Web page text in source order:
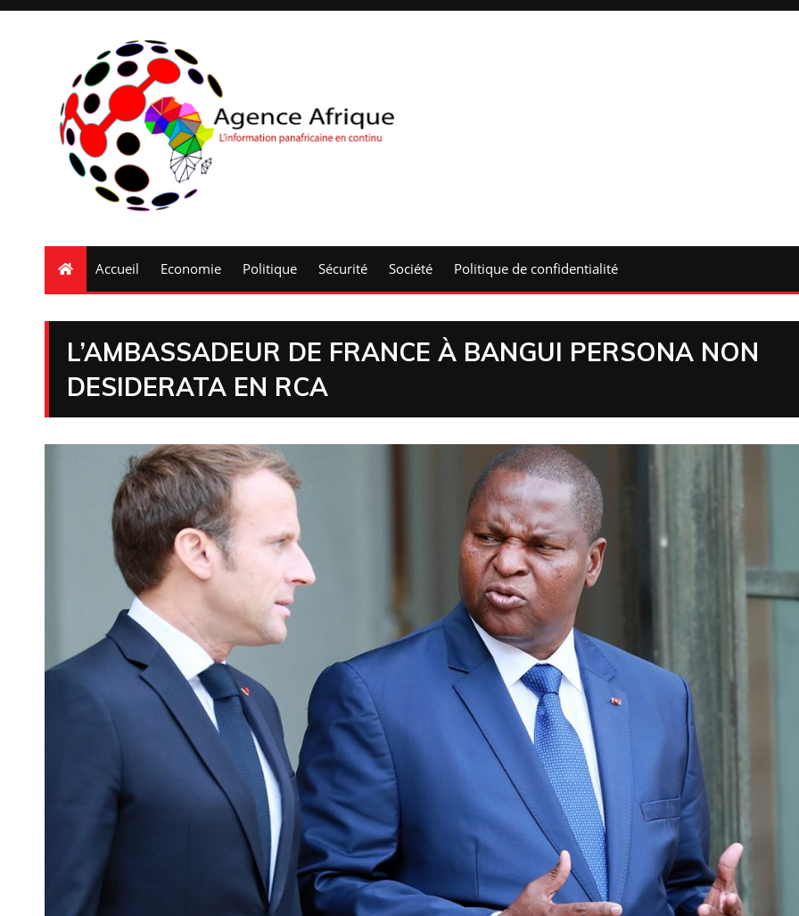
Accueil Economie Politique Sécurité Société Politique de confidentialité
L’AMBASSADEUR DE FRANCE À BANGUI PERSONA NON
DESIDERATA EN RCA